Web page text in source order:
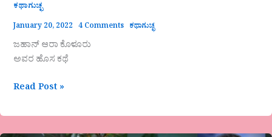
ಕಥಾಗುಚ್ಛ
January 20, 2022 4 Comments ಕಥಾಗುಚ್ಛ
ಜಹಾನ್ ಆರಾ ಕೊಳೂರು
ಅವರ ಹೊಸ ಕಥೆ
Read Post »